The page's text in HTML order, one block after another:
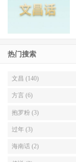
热门搜索
文昌 (140)
方言 (6)
抱罗粉 (3)
过年 (3)
海南话 (2)